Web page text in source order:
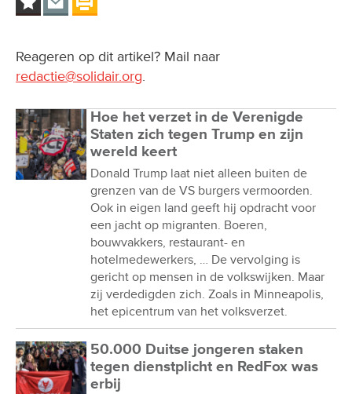
Reageren op dit artikel? Mail naar
redactie@solidair.org.
Hoe het verzet in de Verenigde
Staten zich tegen Trump en zijn
wereld keert
Donald Trump laat niet alleen buiten de
grenzen van de VS burgers vermoorden.
Ook in eigen land geeft hij opdracht voor
een jacht op migranten. Boeren,
bouwvakkers, restaurant- en
hotelmedewerkers, … De vervolging is
gericht op mensen in de volkswijken. Maar
zij verdedigden zich. Zoals in Minneapolis,
het epicentrum van het volksverzet.
50.000 Duitse jongeren staken
tegen dienstplicht en RedFox was
erbij